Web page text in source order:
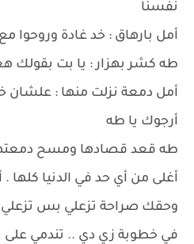
نفسنا
أمل بارهاق : خد غادة وروحوا
طه كشر بهزار : يا بت بقولك
أمل دمعة نزلت منها : علشان
أرجوك يا طه
طه قعد قصادها ومسح
أغلى من أي حد في الدنيا كلها .
وحقك صراحة تزعلي بس تزعلي
في خطوبة زي دي .. تندمي على